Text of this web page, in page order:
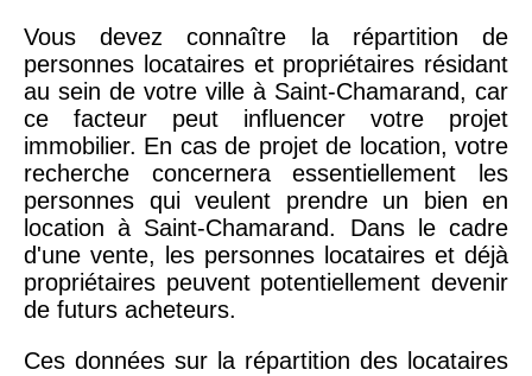
Vous devez connaître la répartition de
personnes locataires et propriétaires résidant
au sein de votre ville à Saint-Chamarand, car
ce facteur peut influencer votre projet
immobilier. En cas de projet de location, votre
recherche concernera essentiellement les
personnes qui veulent prendre un bien en
location à Saint-Chamarand. Dans le cadre
d'une vente, les personnes locataires et déjà
propriétaires peuvent potentiellement devenir
de futurs acheteurs.
Ces données sur la répartition des locataires